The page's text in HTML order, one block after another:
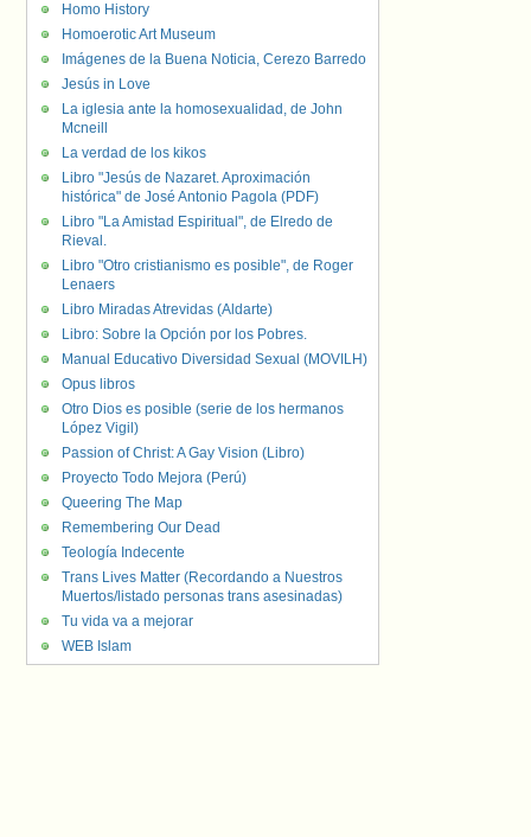
Homo History
Homoerotic Art Museum
Imágenes de la Buena Noticia, Cerezo Barredo
Jesús in Love
La iglesia ante la homosexualidad, de John
Mcneill
La verdad de los kikos
Libro "Jesús de Nazaret. Aproximación
histórica" de José Antonio Pagola (PDF)
Libro "La Amistad Espiritual", de Elredo de
Rieval.
Libro "Otro cristianismo es posible", de Roger
Lenaers
Libro Miradas Atrevidas (Aldarte)
Libro: Sobre la Opción por los Pobres.
Manual Educativo Diversidad Sexual (MOVILH)
Opus libros
Otro Dios es posible (serie de los hermanos
López Vigil)
Passion of Christ: A Gay Vision (Libro)
Proyecto Todo Mejora (Perú)
Queering The Map
Remembering Our Dead
Teología Indecente
Trans Lives Matter (Recordando a Nuestros
Muertos/listado personas trans asesinadas)
Tu vida va a mejorar
WEB Islam